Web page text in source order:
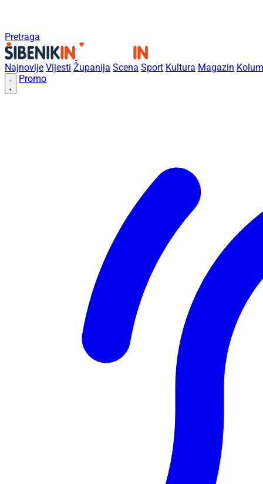
Pretraga
Najnovije Vijesti Županija Scena Sport Kultura Magazin
Promo